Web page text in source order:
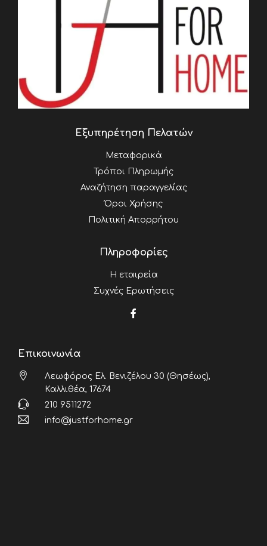
Εξυπηρέτηση Πελατών
Μεταφορικά
Τρόποι Πληρωμής
Αναζήτηση παραγγελίας
Όροι Χρήσης
Πολιτική Απορρήτου
Πληροφορίες
Η εταιρεία
Συχνές Ερωτήσεις
Επικοινωνία
Λεωφόρος Ελ. Βενιζέλου 30 (Θησέως),
Καλλιθέα, 17674
210 9511272
info@justforhome.gr